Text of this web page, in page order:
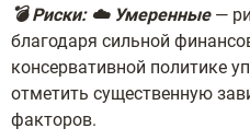
💣 Риски: ☁️ Умеренные —
благодаря сильной
консервативной политике
отметить существенную
факторов.